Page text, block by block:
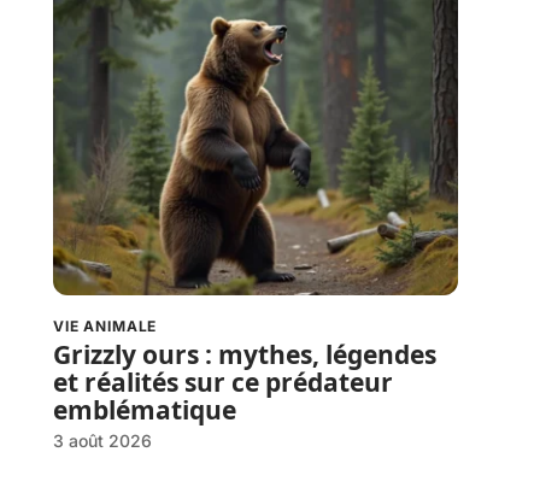
VIE ANIMALE
Grizzly ours : mythes, légendes
et réalités sur ce prédateur
emblématique
3 août 2026